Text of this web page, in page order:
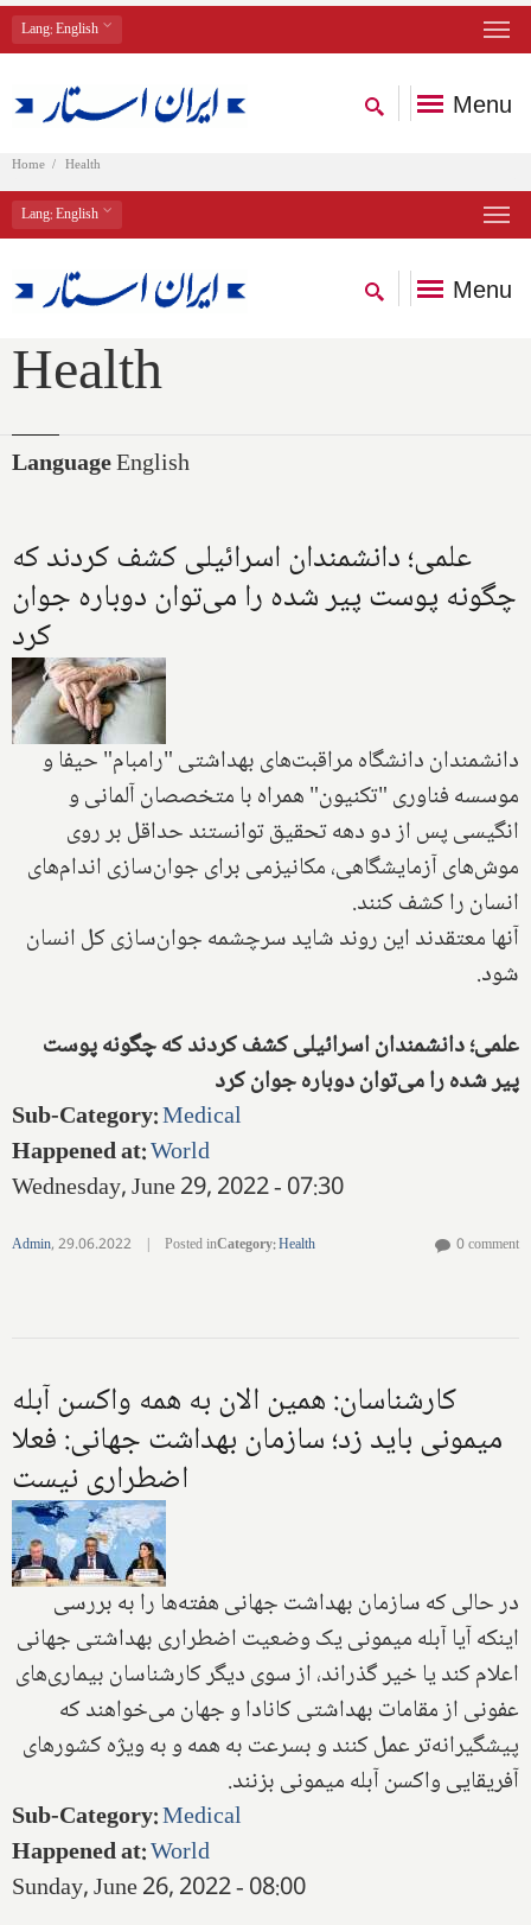
Lang: English
Menu
Home Health
Lang: English
Menu
Health
LanguageEnglish
علمی؛ دانشمندان اسرائیلی کشف کردند که
چگونه پوست پیر شده را می‌توان دوباره جوان
کرد
دانشمندان دانشگاه مراقبت‌های بهداشتی "رامبام" حیفا و
موسسه فناوری "تکنیون" ‌همراه با متخصصان آلمانی و
انگیسی پس از دو دهه تحقیق‌ توانستند حداقل بر روی‌
موش‌های آزمایشگاهی،‌ مکانیزمی برای جوان‌سازی اندام‌های
انسان‌ را کشف کنند.
آنها معتقدند این روند شاید سرچشمه جوان‌سازی کل انسان
شود.
علمی؛ دانشمندان اسرائیلی کشف کردند که چگونه پوست
پیر شده را می‌توان دوباره جوان کرد
Sub-Category:Medical
Happened at:World
Wednesday, June 29, 2022 - 07:30
Admin,29.06.2022 | Posted inCategory:Health 0 comment
کارشناسان: همین الان به همه واکسن آبله
میمونی باید زد؛ سازمان بهداشت جهانی: فعلا
اضطراری نیست
در حالی که سازمان بهداشت جهانی هفته‌ها را به بررسی
اینکه آیا آبله میمونی یک وضعیت اضطراری بهداشتی جهانی
اعلام کند یا خیر گذراند، از سوی دیگر کارشناسان بیماری‌های
عفونی از مقامات بهداشتی کانادا و جهان می‌خواهند که
پیشگیرانه‌تر عمل کنند و بسرعت به همه و به ویژه کشورهای
آفریقایی واکسن آبله میمونی بزنند.
Sub-Category:Medical
Happened at:World
Sunday, June 26, 2022 - 08:00